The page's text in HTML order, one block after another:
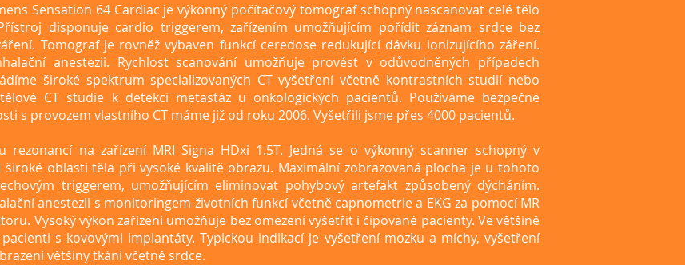
Sensation 64 Cardiac je výkonný počítačový tomograf schopný nascanovat celé tělo
disponuje cardio triggerem, zařízením umožňujícím pořídit záznam srdce bez
Tomograf je rovněž vybaven funkcí ceredose redukující dávku ionizujícího záření.
anestezii. Rychlost scanování umožňuje provést v odůvodněných případech
široké spektrum specializovaných CT vyšetření včetně kontrastních studií nebo
CT studie k detekci metastáz u onkologických pacientů. Používáme bezpečné
s provozem vlastního CT máme již od roku 2006. Vyšetřili jsme přes 4000 pacientů.
rezonancí na zařízení MRI Signa HDxi 1.5T. Jedná se o výkonný scanner schopný v
oblasti těla při vysoké kvalitě obrazu. Maximální zobrazovaná plocha je u tohoto
triggerem, umožňujícím eliminovat pohybový artefakt způsobený dýcháním.
anestezii s monitoringem životních funkcí včetně capnometrie a EKG za pomocí MR
Vysoký výkon zařízení umožňuje bez omezení vyšetřit i čipované pacienty. Ve většině
s kovovými implantáty. Typickou indikací je vyšetření mozku a míchy, vyšetření
většiny tkání včetně srdce.